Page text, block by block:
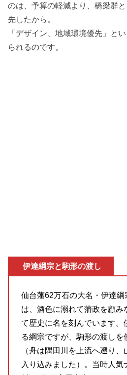
のは、予算の軽減より、橋梁群
先したから。
「デザイン、地域環境優先」と
られるのです。
伊達綱宗と駒形の渡し
仙台藩62万石の大名・伊達綱
は、酒色に溺れて藩政を顧み
て歴史に名を刻んでいます。
る綱宗ですが、駒形の渡しを
（舟は隅田川を上流へ遡り
入り込みました）。当時人気